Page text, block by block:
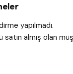
yapılmadı.
satın almış olan